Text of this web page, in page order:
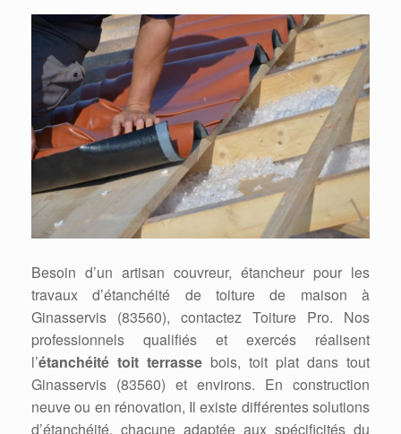
Besoin d’un artisan couvreur, étancheur pour les
travaux d’étanchéité de toiture de maison à
Ginasservis (83560), contactez Toiture Pro. Nos
professionnels qualifiés et exercés réalisent
l’étanchéité toit terrasse bois, toit plat dans tout
Ginasservis (83560) et environs. En construction
neuve ou en rénovation, Il existe différentes solutions
d’étanchéité, chacune adaptée aux spécificités du